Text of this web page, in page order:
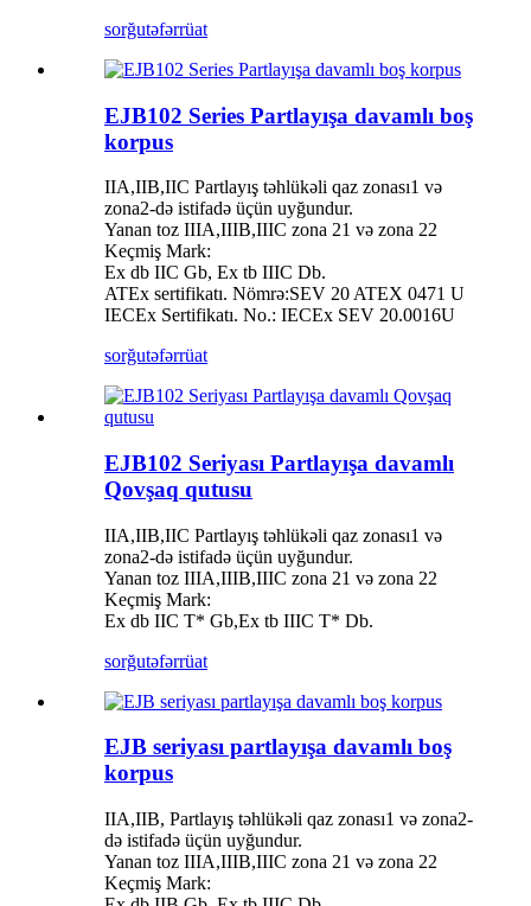
sorğutəfərrüat
EJB102 Series Partlayışa davamlı boş
korpus
IIA,IIB,IIC Partlayış təhlükəli qaz zonası1 və
zona2-də istifadə üçün uyğundur.
Yanan toz IIIA,IIIB,IIIC zona 21 və zona 22
Keçmiş Mark:
Ex db IIC Gb, Ex tb IIIC Db.
ATEx sertifikatı. Nömrə:SEV 20 ATEX 0471 U
IECEx Sertifikatı. No.: IECEx SEV 20.0016U
sorğutəfərrüat
EJB102 Seriyası Partlayışa davamlı
Qovşaq qutusu
IIA,IIB,IIC Partlayış təhlükəli qaz zonası1 və
zona2-də istifadə üçün uyğundur.
Yanan toz IIIA,IIIB,IIIC zona 21 və zona 22
Keçmiş Mark:
Ex db IIC T* Gb,Ex tb IIIC T* Db.
sorğutəfərrüat
EJB seriyası partlayışa davamlı boş
korpus
IIA,IIB, Partlayış təhlükəli qaz zonası1 və zona2-
də istifadə üçün uyğundur.
Yanan toz IIIA,IIIB,IIIC zona 21 və zona 22
Keçmiş Mark: